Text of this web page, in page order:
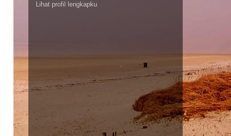
Lihat profil lengkapku